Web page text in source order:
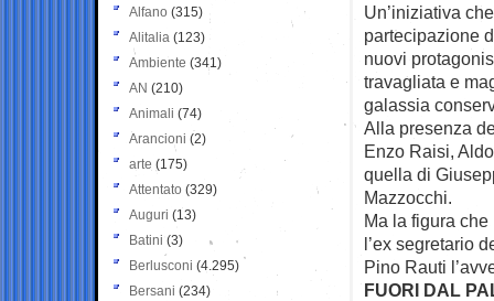
Un’iniziativa
partecipazione
nuovi
travagliata e
galassia
Alla presenza
Enzo Raisi,
quella di
Mazzocchi.
Ma la figura
l’ex segretario
Pino Rauti
FUORI DAL
Alfano (315)
Alitalia (123)
Ambiente (341)
AN (210)
Animali (74)
Arancioni (2)
arte (175)
Attentato (329)
Auguri (13)
Batini (3)
Berlusconi (4.295)
Bersani (234)